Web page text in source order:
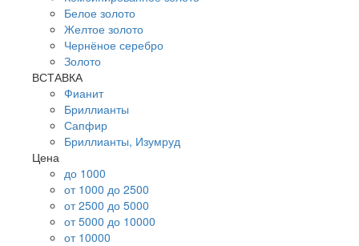
Белое золото
Желтое золото
Чернёное серебро
Золото
ВСТАВКА
Фианит
Бриллианты
Сапфир
Бриллианты, Изумруд
Цена
до 1000
от 1000 до 2500
от 2500 до 5000
от 5000 до 10000
от 10000